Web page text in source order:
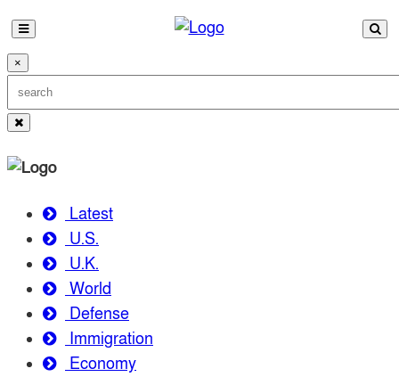
×
Latest
U.S.
U.K.
World
Defense
Immigration
Economy